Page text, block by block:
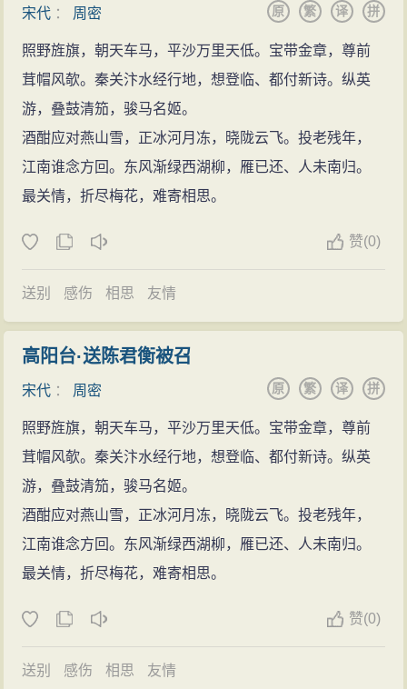
宋代 ： 周密 拼
译
繁
原
照野旌旗，朝天车马，平沙万里天低。宝带金章，尊前
茸帽风欹。秦关汴水经行地，想登临、都付新诗。纵英
游，叠鼓清笳，骏马名姬。
酒酣应对燕山雪，正冰河月冻，晓陇云飞。投老残年，
江南谁念方回。东风渐绿西湖柳，雁已还、人未南归。
最关情，折尽梅花，难寄相思。
赞(0)
送别 感伤 相思 友情
高阳台·送陈君衡被召
宋代 ： 周密 拼
译
繁
原
照野旌旗，朝天车马，平沙万里天低。宝带金章，尊前
茸帽风欹。秦关汴水经行地，想登临、都付新诗。纵英
游，叠鼓清笳，骏马名姬。
酒酣应对燕山雪，正冰河月冻，晓陇云飞。投老残年，
江南谁念方回。东风渐绿西湖柳，雁已还、人未南归。
最关情，折尽梅花，难寄相思。
赞(0)
送别 感伤 相思 友情